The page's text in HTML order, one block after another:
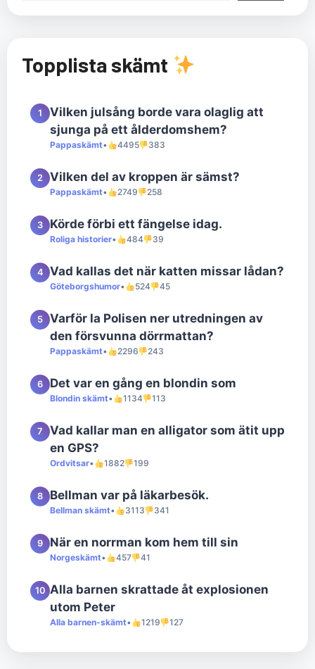
Topplista skämt
1
Vilken julsång borde vara olaglig att
sjunga på ett ålderdomshem?
Pappaskämt• 4495 383
2 Vilken del av kroppen är sämst?
Pappaskämt• 2749 258
3 Körde förbi ett fängelse idag.
Roliga historier• 484 39
4 Vad kallas det när katten missar lådan?
Göteborgshumor• 524 45
5
Varför la Polisen ner utredningen av
den försvunna dörrmattan?
Pappaskämt• 2296 243
6 Det var en gång en blondin som
Blondin skämt• 1134 113
7
Vad kallar man en alligator som ätit upp
en GPS?
Ordvitsar• 1882 199
8 Bellman var på läkarbesök.
Bellman skämt• 3113 341
9 När en norrman kom hem till sin
Norgeskämt• 457 41
10 Alla barnen skrattade åt explosionen
utom Peter
Alla barnen-skämt• 1219 127